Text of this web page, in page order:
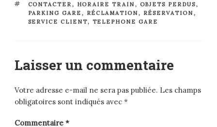
ÉTIQUETTES
CONTACTER, HORAIRE TRAIN , OBJETS PERDUS,
PARKING GARE , RÉCLAMATION , RÉSERVATION ,
SERVICE CLIENT, TELEPHONE GARE
Laisser un commentaire
Votre adresse e-mail ne sera pas publiée. Les champs
obligatoires sont indiqués avec *
Commentaire *